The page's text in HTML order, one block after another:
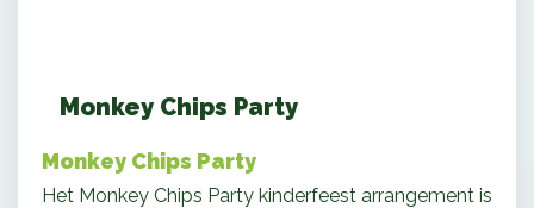
Monkey Chips Party
Monkey Chips Party
Het Monkey Chips Party kinderfeest arrangement is